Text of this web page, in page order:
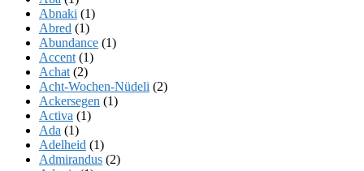
Abnaki (1)
Abred (1)
Abundance (1)
Accent (1)
Achat (2)
Acht-Wochen-Nüdeli (2)
Ackersegen (1)
Activa (1)
Ada (1)
Adelheid (1)
Admirandus (2)